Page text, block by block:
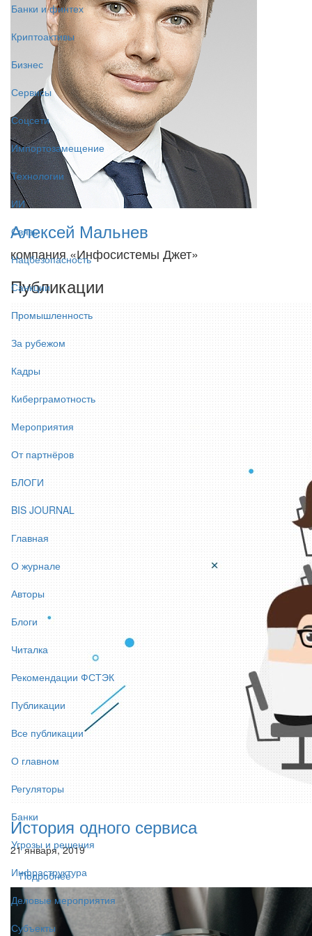
Банки и финтех
Криптоактивы
Бизнес
Сервисы
Соцсети
Импортозамещение
Технологии
ИИ
Связь
Нацбезопасность
Санкции
Промышленность
За рубежом
Кадры
Киберграмотность
Мероприятия
От партнёров
БЛОГИ
BIS JOURNAL
Главная
О журнале
Авторы
Блоги
Читалка
Рекомендации ФСТЭК
Публикации
Все публикации
О главном
Регуляторы
Банки
Угрозы и решения
Инфраструктура
Деловые мероприятия
Субъекты
Алексей Мальнев
компания «Инфосистемы Джет»
Публикации
История одного сервиса
21 января, 2019
Подробнее